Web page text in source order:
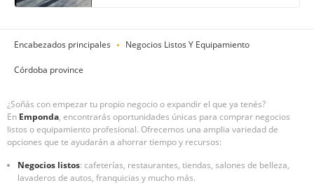
Encabezados principales Negocios Listos Y Equipamiento
Córdoba province
¿Soñás con empezar tu propio negocio o expandir el que ya tenés?
En Emponda, encontrarás oportunidades únicas para comprar negocios
listos o equipamiento profesional. Ofrecemos una amplia variedad de
opciones que te ayudarán a ahorrar tiempo y recursos:
Negocios listos: cafeterías, restaurantes, tiendas, salones de belleza,
lavaderos de autos, franquicias y mucho más.